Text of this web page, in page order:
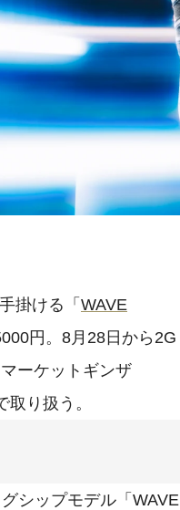
掛ける「 WAVE
円。8月28日から2G
ーケットギンザ
り扱う。
シップモデル「WAVE